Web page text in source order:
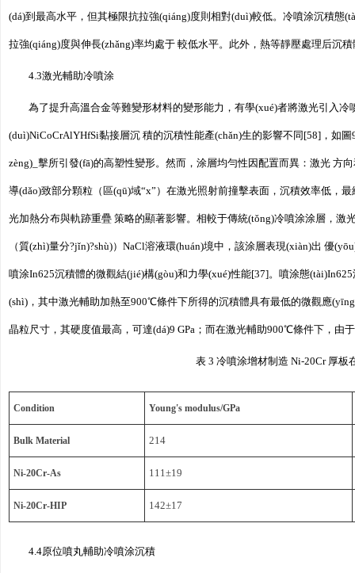
(dá)到最高水平，但其極限抗拉強(qiáng)度則相對(duì)較低。冷噴涂沉積
拉強(qiáng)度與伸長(zhǎng)率均處于 較低水平。此外，熱等靜壓處理后沉
4.3激光輔助冷噴涂
為了提升高溫合金等難變形材料的變形能力，有學(xué)者將激光引入
(duì)NiCoCrAlYHfSi黏接層沉 積的沉積性能產(chǎn)生的影響不同[58]，如
zèng)_擊所引發(fā)的高塑性變形。然而，涂層均勻性因配置而異：激光 方
導(dǎo)致部分顆粒（區(qū)域“x”）在激光照射前撞擊表面，沉積效率低，
光加熱分布與軌跡重疊 策略的顯著影響。相較于傳統(tǒng)冷噴涂涂層，激
（質(zhì)量分?jǐn)?shù)）NaCl溶液環(huán)境中，該涂層表現(xiàn)出 優
噴涂In625沉積體的微觀結(jié)構(gòu)和力學(xué)性能[37]。噴涂態
(shì)，其中激光輔助加熱至900℃條件下所得的沉積體具有最低的微觀應
晶粒尺寸，其硬度值最高，可達(dá)9 GPa；而在激光輔助900℃條件下，由
表 3 冷噴涂增材制造 Ni-20Cr 厚板
Condition Young's modulus/GPa
Bulk Material 214
Ni-20Cr-As 111±19
Ni-20Cr-HIP 142±17
4.4原位噴丸輔助冷噴涂沉積